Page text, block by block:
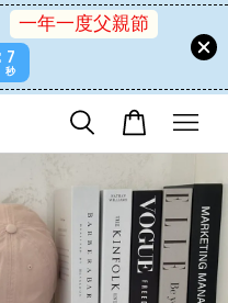
一年一度父親節
6
秒